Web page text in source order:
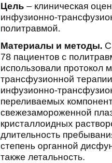
Цель – клиническая
инфузионно-
политравмой.
Материалы и методы.
78 пациентов с
использовали протокол
трансфузионной
инфузионно-
переливаемых
свежезамороженной
кристаллоидных
длительность
степень органной
также летальность.